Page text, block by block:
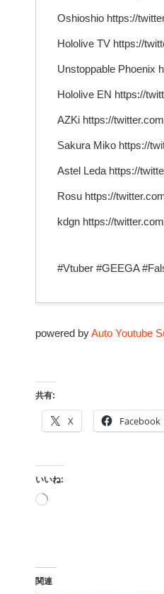
Oshioshio https://
Hololive TV https://
Unstoppable Phoenix
Hololive EN https://
AZKi https://
Sakura Miko https://
Astel Leda https://
Rosu https://
kdgn https://
#Vtuber #GEEGA
powered byAuto Youtube
共有:
X Facebook
いいね:
読
関連